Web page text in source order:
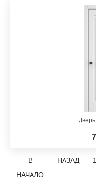
В
НАЧАЛО
НАЗАД 1